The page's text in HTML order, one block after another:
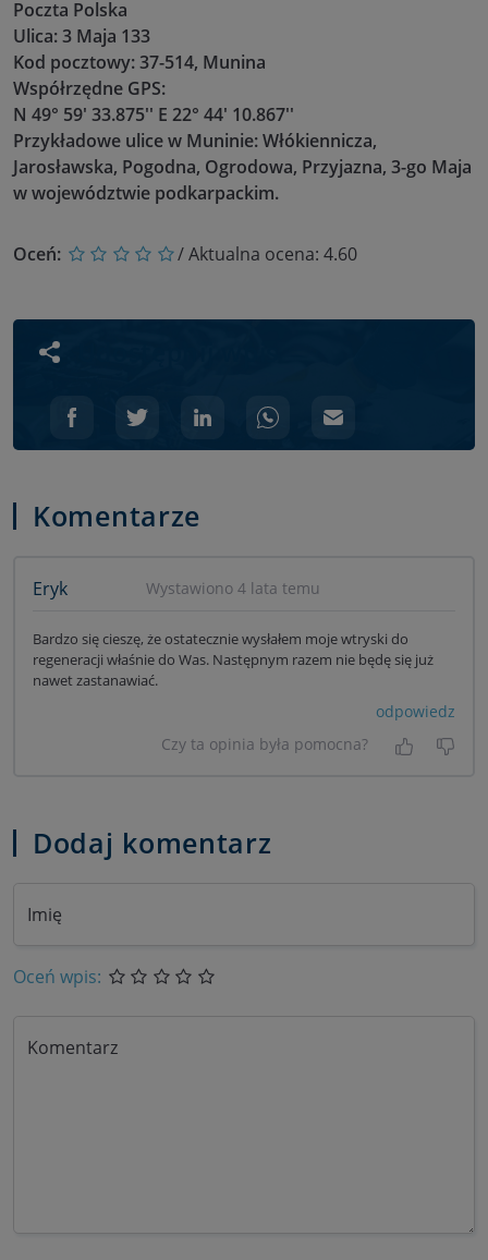
Poczta Polska
Ulica: 3 Maja 133
Kod pocztowy: 37-514, Munina
Współrzędne GPS:
N 49° 59' 33.875'' E 22° 44' 10.867''
Przykładowe ulice w Muninie: Włókiennicza,
Jarosławska, Pogodna, Ogrodowa, Przyjazna, 3-go Maja
w województwie podkarpackim.
Oceń: / Aktualna ocena: 4.60
Komentarze
Eryk Wystawiono 4 lata temu
Bardzo się cieszę, że ostatecznie wysłałem moje wtryski do
regeneracji właśnie do Was. Następnym razem nie będę się już
nawet zastanawiać.
odpowiedz
Czy ta opinia była pomocna?
Tak, była
Nie
Dodaj komentarz
Imię
Oceń wpis:
Komentarz